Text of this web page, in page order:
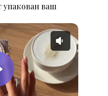
упакован ваш